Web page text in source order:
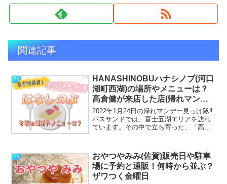
関連記事
TV
HANASHINOBUハナシノブ(河口
湖町西湖)の場所やメニューは？
高倉健が来店した店(帰れマンデ
ー
2022年1月24日の帰れマンデー見っけ隊‼
バスサンドでは、富士五湖エリアを訪れ
ています。その中で立ち寄った、「高倉
いう洋食店が登場します！高倉健さん...
TV
おやつやみみ(佐賀)販売日や駐車
場に予約と通販！何時から並ぶ？
ザワつく金曜日